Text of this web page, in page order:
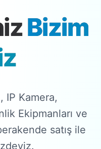
Bizim
IP Kamera,
Ekipmanları ve
satış ile